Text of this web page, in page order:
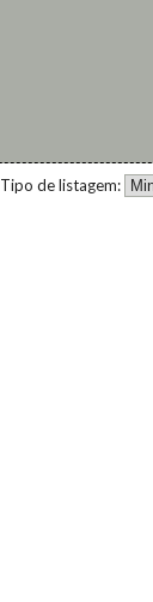
Tipo de listagem: